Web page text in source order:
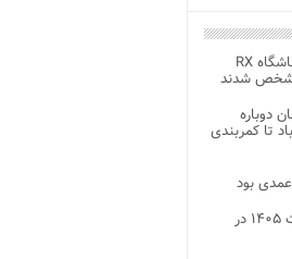
رقابت نفسگیر ۲۰ ورزشکار حرفه ای در باشگاه RX
مشخص شدند
دوباره
تا کمربندی
رویدادهای شاخص هنری در نیمه نخست ۱۴۰۵ در